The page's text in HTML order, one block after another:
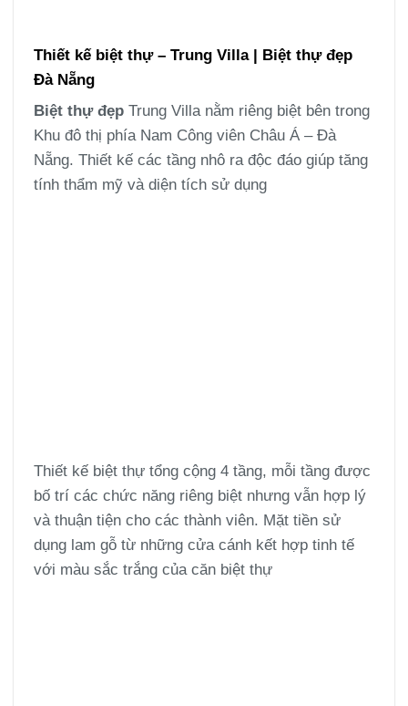
Thiết kế biệt thự – Trung Villa | Biệt thự đẹp
Đà Nẵng
Biệt thự đẹpTrung Villa nằm riêng biệt bên trong
Khu đô thị phía Nam Công viên Châu Á – Đà
Nẵng. Thiết kế các tầng nhô ra độc đáo giúp tăng
tính thẩm mỹ và diện tích sử dụng
Thiết kế biệt thự tổng cộng 4 tầng, mỗi tầng được
bố trí các chức năng riêng biệt nhưng vẫn hợp lý
và thuận tiện cho các thành viên. Mặt tiền sử
dụng lam gỗ từ những cửa cánh kết hợp tinh tế
với màu sắc trắng của căn biệt thự